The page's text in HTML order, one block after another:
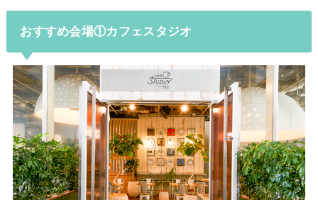
おすすめ会場①カフェスタジオ